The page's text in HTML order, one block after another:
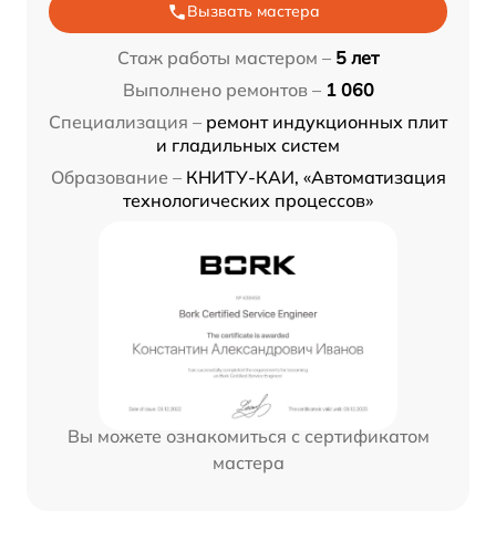
Вызвать мастера
Стаж работы мастером – 5 лет
Выполнено ремонтов – 1 060
Специализация – ремонт индукционных плит
и гладильных систем
Образование – КНИТУ-КАИ, «Автоматизация
технологических процессов»
Вы можете ознакомиться с сертификатом
мастера